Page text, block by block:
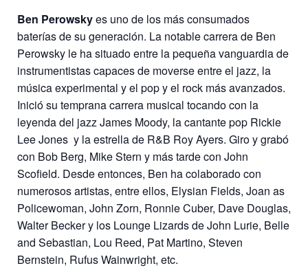
Ben Perowskyes uno de los más consumados
baterías de su generación. La notable carrera de Ben
Perowsky le ha situado entre la pequeña vanguardia de
instrumentistas capaces de moverse entre el jazz, la
música experimental y el pop y el rock más avanzados.
Inició su temprana carrera musical tocando con la
leyenda del jazz James Moody, la cantante pop Rickie
Lee Jones y la estrella de R&B Roy Ayers. Giro y grabó
con Bob Berg, Mike Stern y más tarde con John
Scofield. Desde entonces, Ben ha colaborado con
numerosos artistas, entre ellos, Elysian Fields, Joan as
Policewoman, John Zorn, Ronnie Cuber, Dave Douglas,
Walter Becker y los Lounge Lizards de John Lurie, Belle
and Sebastian, Lou Reed, Pat Martino, Steven
Bernstein, Rufus Wainwright, etc.